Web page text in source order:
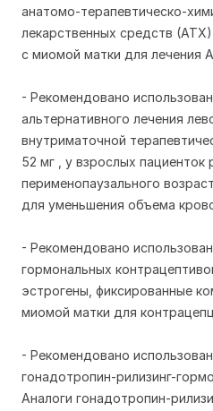
анатомо-терапевтическо-
лекарственных средств
с миомой матки для лечения
- Рекомендовано
альтернативного лечения
внутриматочной
52 мг , у взрослых пациенток
перименопаузального
для уменьшения объема
- Рекомендовано
гормональных
эстрогены, фиксированные
миомой матки для
- Рекомендовано
гонадотропин-рилизинг-
Аналоги гонадотропин-